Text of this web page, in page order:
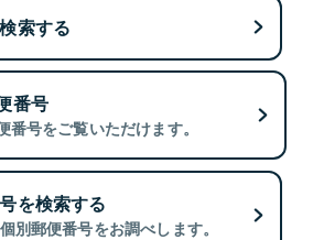
索する
番号
号をご覧いただけます。
を検索する
別郵便番号をお調べします。